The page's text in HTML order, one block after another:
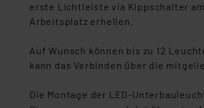
erste Lichtleiste via Kippschalter
Arbeitsplatz erhellen.
Auf Wunsch können bis zu 12
kann das Verbinden über die
Die Montage der LED-